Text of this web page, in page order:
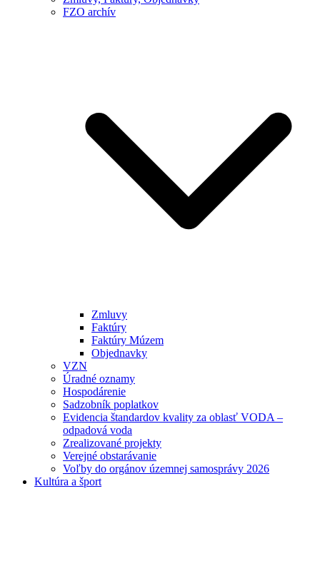
FZO archív
Zmluvy
Faktúry
Faktúry Múzem
Objednavky
VZN
Úradné oznamy
Hospodárenie
Sadzobník poplatkov
Evidencia štandardov kvality za oblasť VODA –
odpadová voda
Zrealizované projekty
Verejné obstarávanie
Voľby do orgánov územnej samosprávy 2026
Kultúra a šport